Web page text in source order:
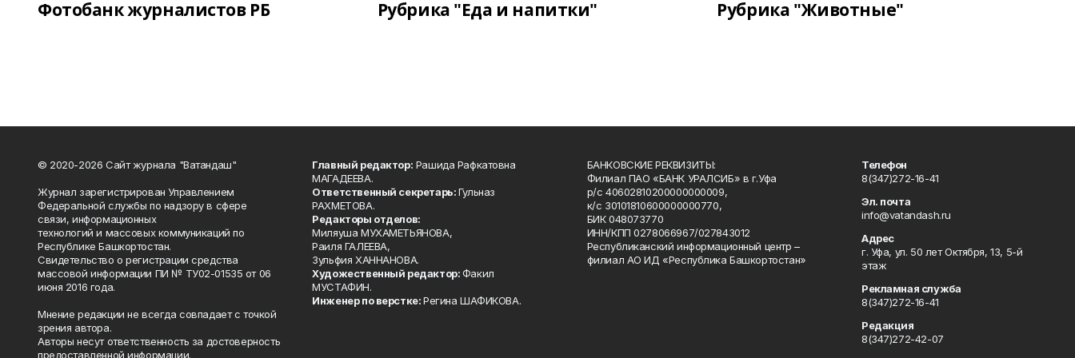
Фотобанк журналистов РБ Рубрика "Еда и напитки" Рубрика "Животные"
© 2020-2026 Сайт журнала "Ватандаш"
Журнал зарегистрирован Управлением
Федеральной службы по надзору в сфере
связи, информационных
технологий и массовых коммуникаций по
Республике Башкортостан.
Свидетельство о регистрации средства
массовой информации ПИ № ТУ02-01535 от 06
июня 2016 года.
Мнение редакции не всегда совпадает с точкой
зрения автора.
Авторы несут ответственность за достоверность
предоставленной информации.
Главный редактор: Рашида Рафкатовна
МАГАДЕЕВА.
Ответственный секретарь:Гульназ
РАХМЕТОВА.
Редакторы отделов:
Миляуша МУХАМЕТЬЯНОВА,
Раиля ГАЛЕЕВА,
Зульфия ХАННАНОВА.
Художественный редактор:Факил
МУСТАФИН.
Инженер по верстке:Регина ШАФИКОВА.
БАНКОВСКИЕ РЕКВИЗИТЫ:
Филиал ПАО «БАНК УРАЛСИБ» в г.Уфа
р/с 40602810200000000009,
к/с 30101810600000000770,
БИК 048073770
ИНН/КПП 0278066967/027843012
Республиканский информационный центр –
филиал АО ИД «Республика Башкортостан»
Телефон
8(347)272-16-41
Эл. почта
info@vatandash.ru
Адрес
г. Уфа, ул. 50 лет Октября, 13, 5-й
этаж
Рекламная служба
8(347)272-16-41
Редакция
8(347)272-42-07